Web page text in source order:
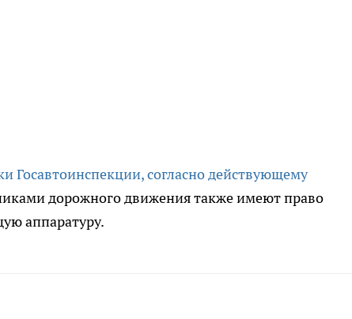
Госавтоинспекции, согласно действующему
дорожного движения также имеют право
аппаратуру.